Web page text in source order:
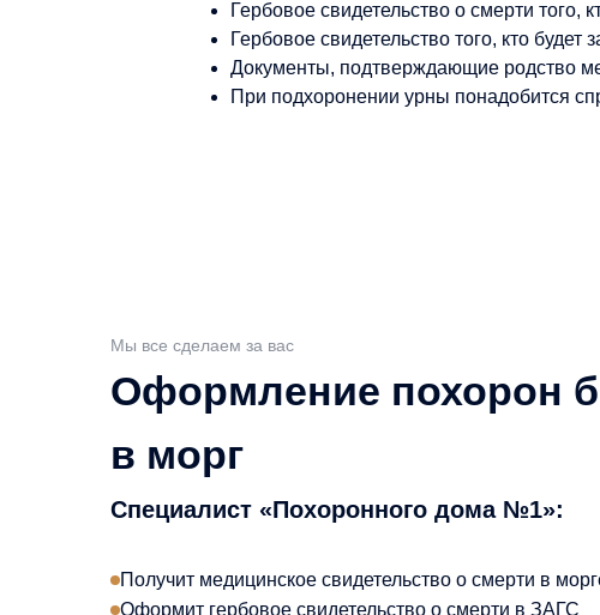
Гербовое свидетельство о смерти того,
Гербовое свидетельство того, кто будет
Документы, подтверждающие родство
При подхоронении урны понадобится
Специалист «Похоронного дома №1»:
Мы все сделаем за вас
Оформление похорон
в морг
Получит медицинское свидетельство о смерти в
Оформит гербовое свидетельство о смерти в ЗАГС